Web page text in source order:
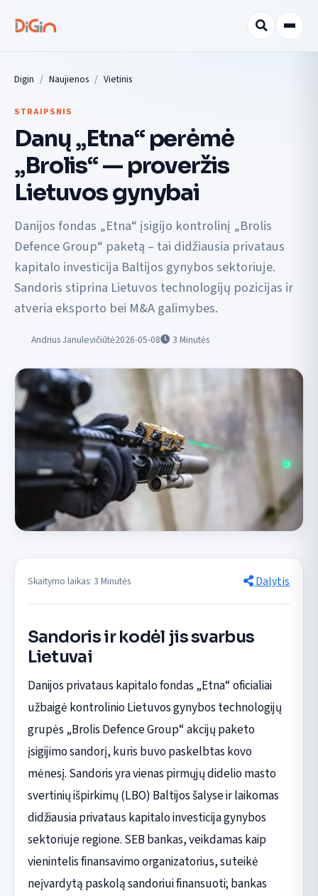
Digin Naujienos Vietinis
STRAIPSNIS
Danų „Etna“ perėmė
„Brolis“ — proveržis
Lietuvos gynybai
Danijos fondas „Etna“ įsigijo kontrolinį „Brolis
Defence Group“ paketą – tai didžiausia privataus
kapitalo investicija Baltijos gynybos sektoriuje.
Sandoris stiprina Lietuvos technologijų pozicijas ir
atveria eksporto bei M&A galimybes.
Andrius Janulevičiūtė2026-05-08 3 Minutės
Skaitymo laikas: 3 Minutės Dalytis
Sandoris ir kodėl jis svarbus
Lietuvai
Danijos privataus kapitalo fondas „Etna“ oficialiai
užbaigė kontrolinio Lietuvos gynybos technologijų
grupės „Brolis Defence Group“ akcijų paketo
įsigijimo sandorį, kuris buvo paskelbtas kovo
mėnesį. Sandoris yra vienas pirmųjų didelio masto
svertinių išpirkimų (LBO) Baltijos šalyse ir laikomas
didžiausia privataus kapitalo investicija gynybos
sektoriuje regione. SEB bankas, veikdamas kaip
vienintelis finansavimo organizatorius, suteikė
neįvardytą paskolą sandoriui finansuoti; bankas